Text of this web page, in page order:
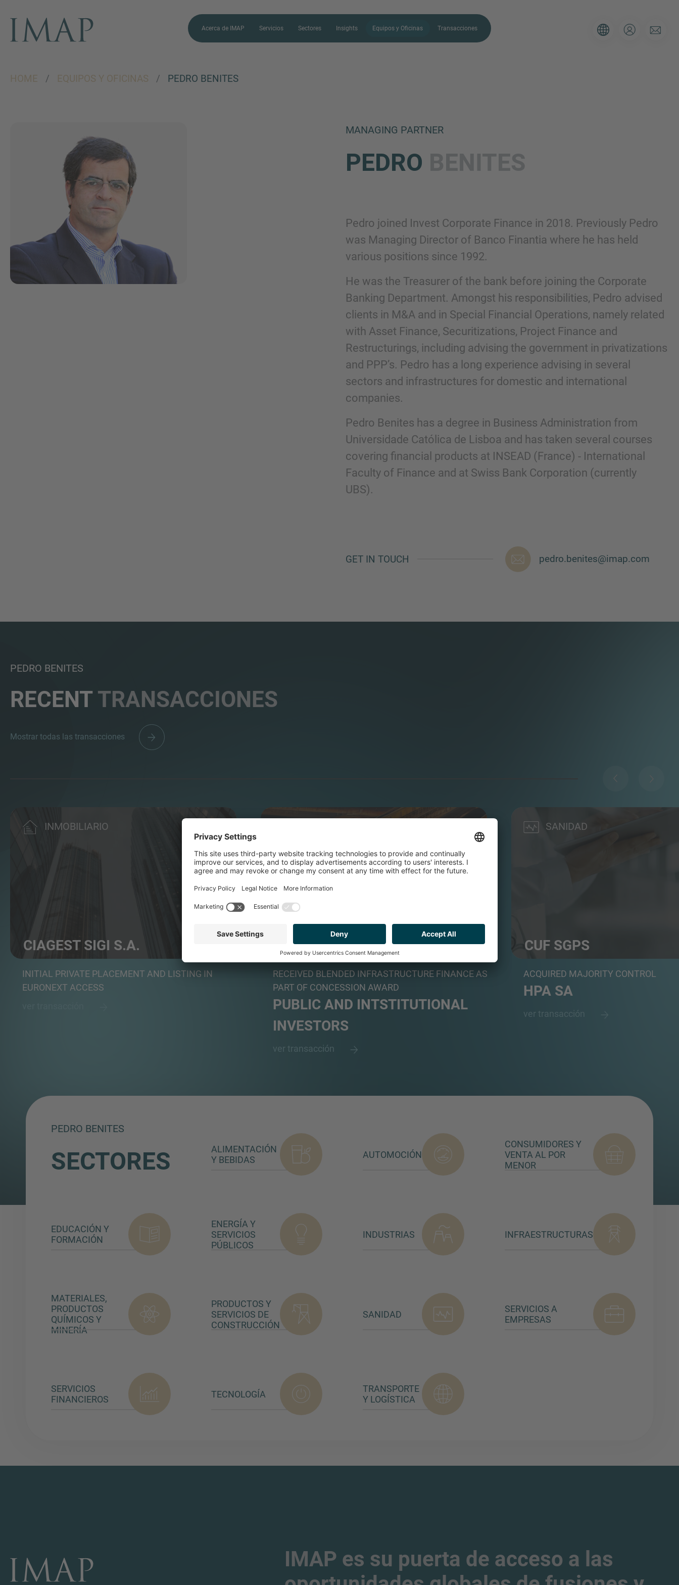
Acerca de IMAP Servicios Sectores Insights Equipos y Oficinas Transacciones
HOME / EQUIPOS Y OFICINAS / PEDRO BENITES
MANAGING PARTNER
PEDRO
Pedro joined Invest Corporate Finance in 2018. Previously Pedro
was Managing Director of Banco Finantia where he has held
various positions since 1992.
He was the Treasurer of the bank before joining the Corporate
Banking Department. Amongst his responsibilities, Pedro advised
clients in M&A and in Special Financial Operations, namely related
with Asset Finance, Securitizations, Project Finance and
Restructurings, including advising the government in privatizations
and PPP’s. Pedro has a long experience advising in several
sectors and infrastructures for domestic and international
companies.
Pedro Benites has a degree in Business Administration from
Universidade Católica de Lisboa and has taken several courses
covering financial products at INSEAD (France) - International
Faculty of Finance and at Swiss Bank Corporation (currently
UBS).
GET IN TOUCH pedro.benites@imap.com
PEDRO BENITES
RECENTTRANSACCIONES
Mostrar todas las transacciones
INMOBILIARIO
CIAGEST SIGI S.A.
Real estate investment and management company
INITIAL PRIVATE PLACEMENT AND LISTING IN
EURONEXT ACCESS
LUSOLAV
Consortium of Portuguese construction companies
RECEIVED BLENDED INFRASTRUCTURE FINANCE AS
PART OF CONCESSION AWARD
PUBLIC AND INTSTITUTIONAL
INVESTORS
ver transacción
SANIDAD
CUF SGPS
Healthcare leader operating 24 hospitals
ACQUIRED MAJORITY CONTROL
HPA SA
ver transacción
PEDRO BENITES
SECTORES
ALIMENTACIÓN
Y BEBIDAS
AUTOMOCIÓN
CONSUMIDORES Y
VENTA AL POR
MENOR
EDUCACIÓN Y
FORMACIÓN
ENERGÍA Y
SERVICIOS
PÚBLICOS
INDUSTRIAS INFRAESTRUCTURAS
MATERIALES,
PRODUCTOS
QUÍMICOS Y
MINERÍA
PRODUCTOS Y
SERVICIOS DE
CONSTRUCCIÓN
SANIDAD
SERVICIOS A
EMPRESAS
SERVICIOS
FINANCIEROS
TECNOLOGÍA
TRANSPORTE
Y LOGÍSTICA
IMAP es su puerta de acceso a las
NOSOTROS
Nos encanta saber de
usted. Nuestro equipo está
siempre a su disposición.
para contarnos más sobre su situación actual y nos aseguraremos de
Correo electrónico
Marque aquí para indicar que ha leído y acepta el Aviso legal y la Política de cookies de IMAP
Enviar solicitud